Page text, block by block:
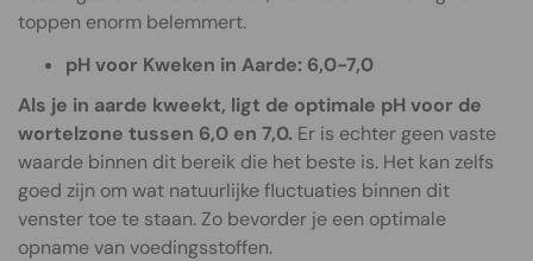
toppen enorm belemmert.
pH voor Kweken in Aarde: 6,0-7,0
Als je in aarde kweekt, ligt de optimale pH voor de
wortelzone tussen 6,0 en 7,0. Er is echter geen vaste
waarde binnen dit bereik die het beste is. Het kan zelfs
goed zijn om wat natuurlijke fluctuaties binnen dit
venster toe te staan. Zo bevorder je een optimale
opname van voedingsstoffen.